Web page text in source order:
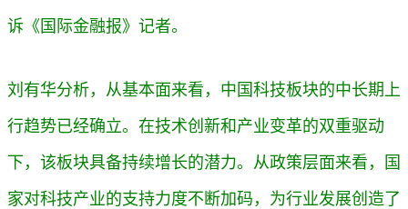
诉《国际金融报》记者。
刘有华分析，从基本面来看，中国科技板块的中长期上
行趋势已经确立。在技术创新和产业变革的双重驱动
下，该板块具备持续增长的潜力。从政策层面来看，国
家对科技产业的支持力度不断加码，为行业发展创造了